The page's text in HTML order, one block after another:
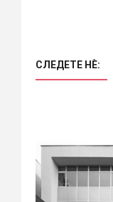
СЛЕДЕТЕ НÈ: